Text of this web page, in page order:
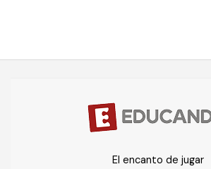
El encanto de jugar